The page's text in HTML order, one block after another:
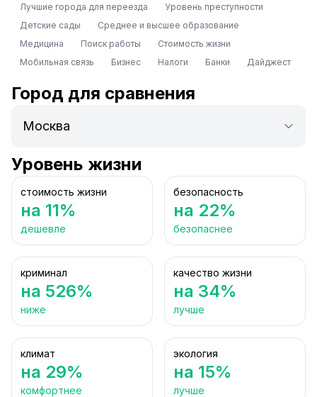
Лучшие города для переезда
Уровень преступности
Детские сады
Среднее и высшее образование
Медицина
Поиск работы
Стоимость жизни
Мобильная связь
Бизнес Налоги Банки Дайджест
Город для сравнения
Уровень жизни
стоимость жизни
на 11%
дешевле
безопасность
на 22%
безопаснее
криминал
на 526%
ниже
качество жизни
на 34%
лучше
климат
на 29%
комфортнее
экология
на 15%
лучше